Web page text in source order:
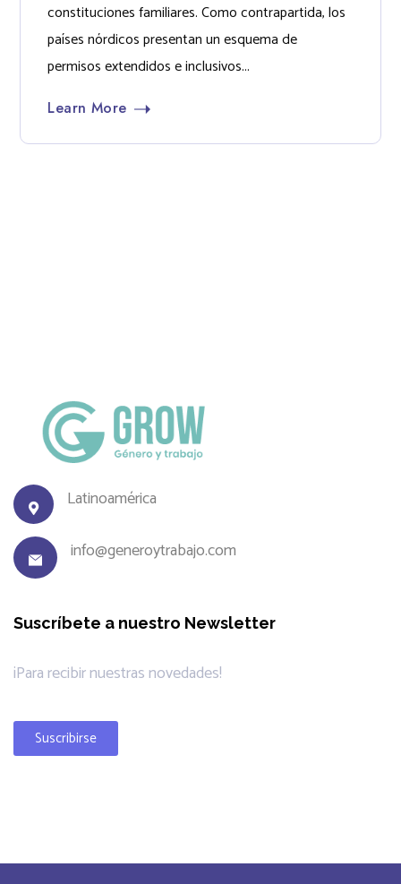
constituciones familiares. Como contrapartida, los
países nórdicos presentan un esquema de
permisos extendidos e inclusivos...
Learn More
Latinoamérica
info@generoytrabajo.com
Suscríbete a nuestro Newsletter
¡Para recibir nuestras novedades!
Suscribirse